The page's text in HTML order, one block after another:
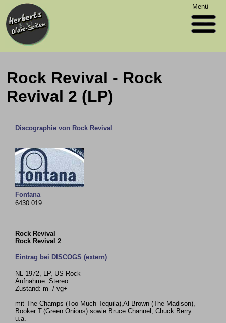
Menü
Rock Revival - Rock
Revival 2 (LP)
Discographie von Rock Revival
Fontana
6430 019
Rock Revival
Rock Revival 2
Eintrag bei DISCOGS (extern)
NL 1972, LP, US-Rock
Aufnahme: Stereo
Zustand: m- / vg+
mit The Champs (Too Much Tequila),Al Brown (The Madison),
Booker T.(Green Onions) sowie Bruce Channel, Chuck Berry
u.a.